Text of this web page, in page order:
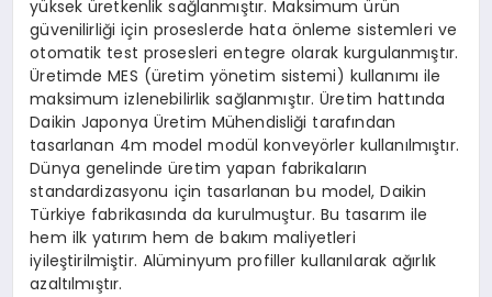
yüksek üretkenlik sağlanmıştır. Maksimum ürün
güvenilirliği için proseslerde hata önleme sistemleri ve
otomatik test prosesleri entegre olarak kurgulanmıştır.
Üretimde MES (üretim yönetim sistemi) kullanımı ile
maksimum izlenebilirlik sağlanmıştır. Üretim hattında
Daikin Japonya Üretim Mühendisliği tarafından
tasarlanan 4m model modül konveyörler kullanılmıştır.
Dünya genelinde üretim yapan fabrikaların
standardizasyonu için tasarlanan bu model, Daikin
Türkiye fabrikasında da kurulmuştur. Bu tasarım ile
hem ilk yatırım hem de bakım maliyetleri
iyileştirilmiştir. Alüminyum profiller kullanılarak ağırlık
azaltılmıştır.